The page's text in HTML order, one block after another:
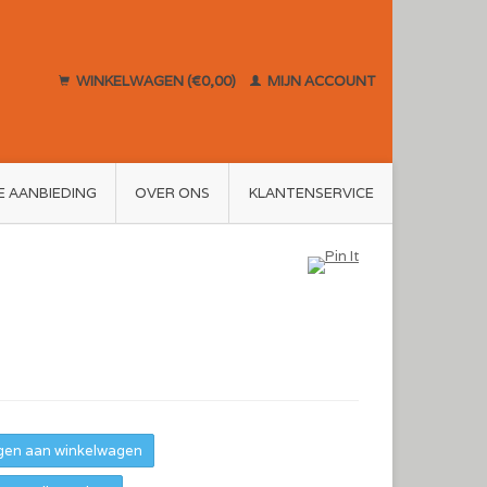
WINKELWAGEN (€0,00) MIJN ACCOUNT
AANBIEDING OVER ONS KLANTENSERVICE
aan winkelwagen